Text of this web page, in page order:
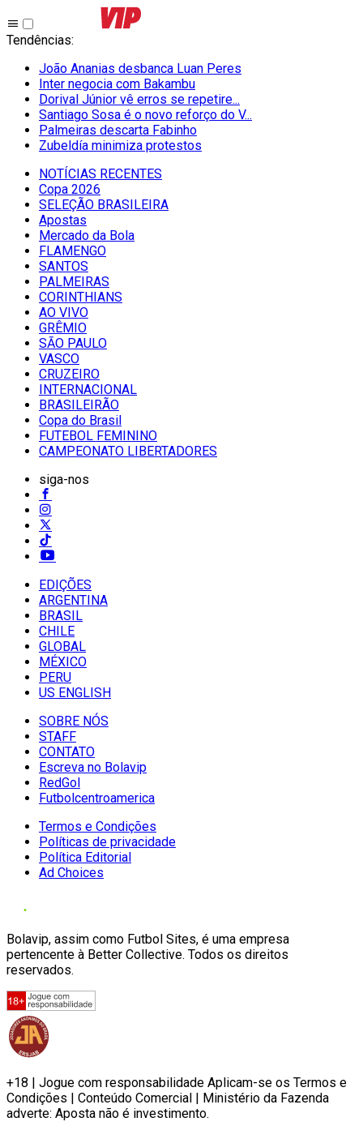
Tendências:
João Ananias desbanca Luan Peres
Inter negocia com Bakambu
Dorival Júnior vê erros se repetire...
Santiago Sosa é o novo reforço do V...
Palmeiras descarta Fabinho
Zubeldía minimiza protestos
NOTÍCIAS RECENTES
Copa 2026
SELEÇÃO BRASILEIRA
Apostas
Mercado da Bola
FLAMENGO
SANTOS
PALMEIRAS
CORINTHIANS
AO VIVO
GRÊMIO
SĀO PAULO
VASCO
CRUZEIRO
INTERNACIONAL
BRASILEIRÃO
Copa do Brasil
FUTEBOL FEMININO
CAMPEONATO LIBERTADORES
siga-nos
EDIÇÕES
ARGENTINA
BRASIL
CHILE
GLOBAL
MÉXICO
PERU
US ENGLISH
SOBRE NÓS
STAFF
CONTATO
Escreva no Bolavip
RedGol
Futbolcentroamerica
Termos e Condições
Políticas de privacidade
Política Editorial
Ad Choices
Bolavip, assim como Futbol Sites, é uma empresa
pertencente à Better Collective. Todos os direitos
reservados.
+18 | Jogue com responsabilidade Aplicam-se os Termos e
Condições | Conteúdo Comercial | Ministério da Fazenda
adverte: Aposta não é investimento.